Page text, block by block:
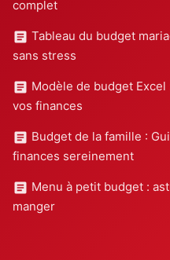
complet
Tableau du budget
sans stress
Modèle de budget
vos finances
Budget de la famille :
finances sereinement
Menu à petit budget :
manger